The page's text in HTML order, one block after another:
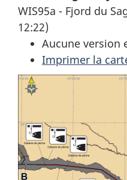
WIS95a - Fjord du
12:22)
Aucune version
Imprimer la